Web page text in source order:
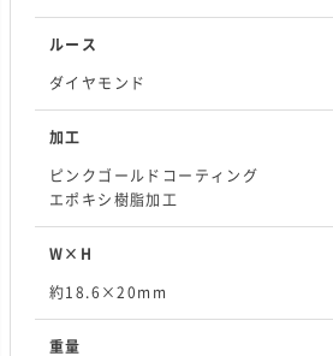
ルース
ダイヤモンド
加工
ピンクゴールドコーティング
エポキシ樹脂加工
W×H
約18.6×20mm
重量